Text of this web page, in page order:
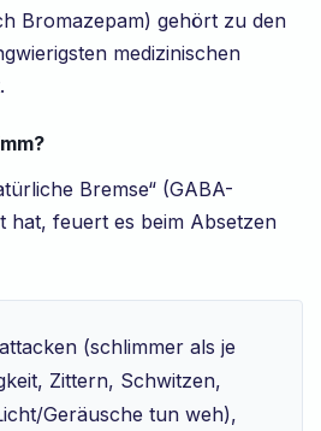
Bromazepam) gehört zu den
medizinischen
Bremse“ (GABA-
hat, feuert es beim Absetzen
(schlimmer als je
Zittern, Schwitzen,
Geräusche tun weh),